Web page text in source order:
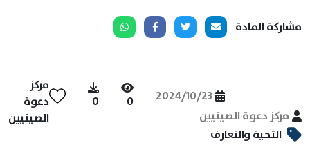
مشاركة المادة
مركز دعوة الصينيين
2024/10/23
0
0
مركز
دعوة
الصينيين
التحية والتعارف